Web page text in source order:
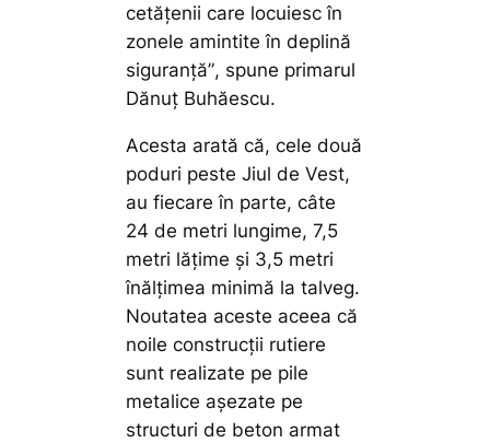
cetățenii care locuiesc în
zonele amintite în deplină
siguranță”, spune primarul
Dănuț Buhăescu.
Acesta arată că, cele două
poduri peste Jiul de Vest,
au fiecare în parte, câte
24 de metri lungime, 7,5
metri lățime și 3,5 metri
înălțimea minimă la talveg.
Noutatea aceste aceea că
noile construcții rutiere
sunt realizate pe pile
metalice așezate pe
structuri de beton armat